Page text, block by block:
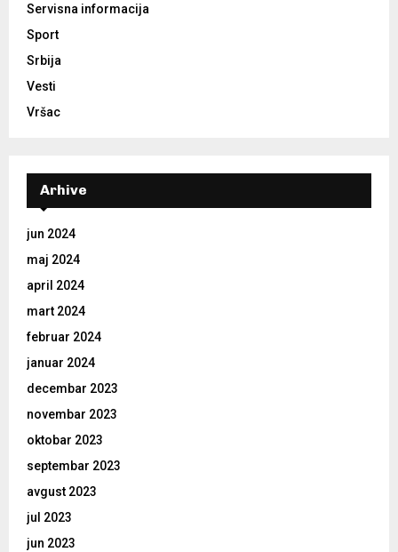
Servisna informacija
Sport
Srbija
Vesti
Vršac
Arhive
jun 2024
maj 2024
april 2024
mart 2024
februar 2024
januar 2024
decembar 2023
novembar 2023
oktobar 2023
septembar 2023
avgust 2023
jul 2023
jun 2023